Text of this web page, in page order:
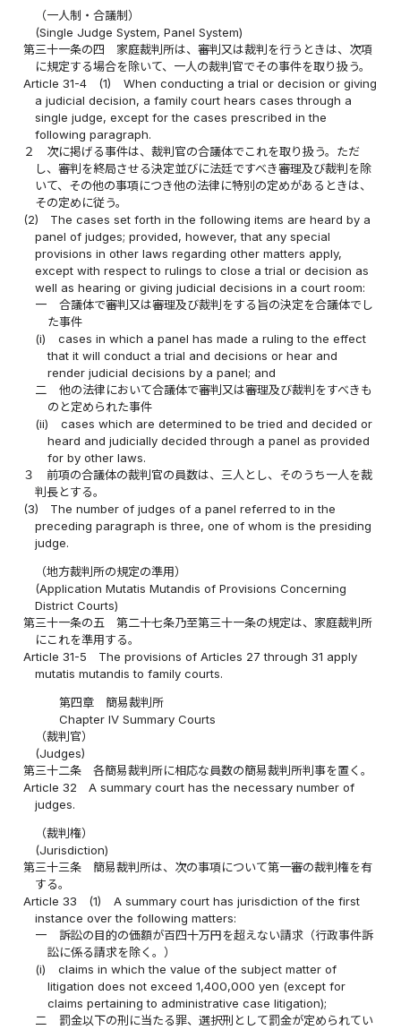
（一人制・合議制）
(Single Judge System, Panel System)
第三十一条の四
家庭裁判所は、審判又は裁判を行うときは、次項
に規定する場合を除いて、一人の裁判官でその事件を取り扱う。
Article 31-4
(1)
When conducting a trial or decision or giving
a judicial decision, a family court hears cases through a
single judge, except for the cases prescribed in the
following paragraph.
２
次に掲げる事件は、裁判官の合議体でこれを取り扱う。ただ
し、審判を終局させる決定並びに法廷ですべき審理及び裁判を除
いて、その他の事項につき他の法律に特別の定めがあるときは、
その定めに従う。
(2)
The cases set forth in the following items are heard by a
panel of judges; provided, however, that any special
provisions in other laws regarding other matters apply,
except with respect to rulings to close a trial or decision as
well as hearing or giving judicial decisions in a court room:
一
合議体で審判又は審理及び裁判をする旨の決定を合議体でし
た事件
(i)
cases in which a panel has made a ruling to the effect
that it will conduct a trial and decisions or hear and
render judicial decisions by a panel; and
二
他の法律において合議体で審判又は審理及び裁判をすべきも
のと定められた事件
(ii)
cases which are determined to be tried and decided or
heard and judicially decided through a panel as provided
for by other laws.
３
前項の合議体の裁判官の員数は、三人とし、そのうち一人を裁
判長とする。
(3)
The number of judges of a panel referred to in the
preceding paragraph is three, one of whom is the presiding
judge.
（地方裁判所の規定の準用）
(Application Mutatis Mutandis of Provisions Concerning
District Courts)
第三十一条の五
第二十七条乃至第三十一条の規定は、家庭裁判所
にこれを準用する。
Article 31-5
The provisions of Articles 27 through 31 apply
mutatis mutandis to family courts.
第四章 簡易裁判所
Chapter IV Summary Courts
（裁判官）
(Judges)
第三十二条
各簡易裁判所に相応な員数の簡易裁判所判事を置く。
Article 32
A summary court has the necessary number of
judges.
（裁判権）
(Jurisdiction)
第三十三条
簡易裁判所は、次の事項について第一審の裁判権を有
する。
Article 33
(1)
A summary court has jurisdiction of the first
instance over the following matters:
一
訴訟の目的の価額が百四十万円を超えない請求（行政事件訴
訟に係る請求を除く。）
(i)
claims in which the value of the subject matter of
litigation does not exceed 1,400,000 yen (except for
claims pertaining to administrative case litigation);
二
罰金以下の刑に当たる罪、選択刑として罰金が定められてい